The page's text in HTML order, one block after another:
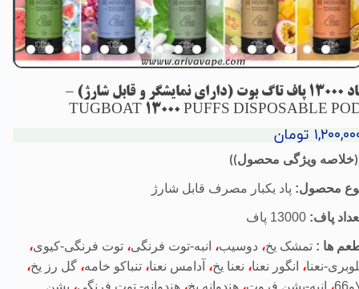
پاد 13000 پاف تاگ بوت (دارای نمایشگر و قابل شارژ) –
TUGBOAT 13000 PUFFS DISPOSABLE
تومان
خلاصه ویژگی محصول((
محصول: پاد یکبار مصرف قابل شارژ
پاف: 13000 پاف
ها : تمشک یخ، دوسیب، انبه-توت فرنگی، توت فرنگی-کیوی،
نعنا، انگور نعنا، نعنا یخ، آدامس نعنا، تنباکو خامه، گل رز یخ،
، انبه-پشن فروت، هندوانه یخ، هندوانه- توت فرنگی، پشن